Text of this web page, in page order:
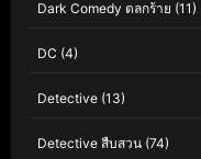
Dark Comedy ตลกร้าย (11)
DC (4)
Detective (13)
Detective สืบสวน (74)